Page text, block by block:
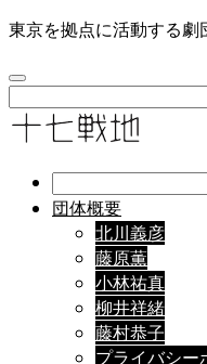
東京を拠点に活動する劇
団体概要
北川義彦
藤原薫
小林祐真
柳井祥緒
藤村恭子
プライバシー